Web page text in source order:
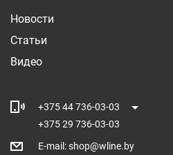
Новости
Статьи
Видео
+375 44 736-03-03
+375 29 736-03-03
E-mail :shop@wline.by